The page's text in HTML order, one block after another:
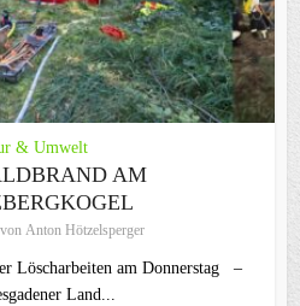
& Umwelt
AM
von Anton Hötzelsperger
Löscharbeiten am Donnerstag –
Land...